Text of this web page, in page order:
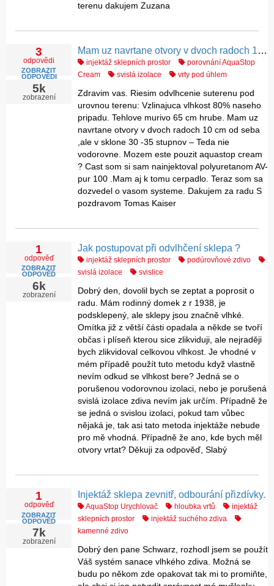
terenu dakujem Zuzana
3
odpovědi
ZOBRAZIT
ODPOVĚDI
5k
zobrazení
Mam uz navrtane otvory v dvoch radoch 10 cm od seba ,ale v sklone 30 -35 stupnov, mozem pouzit aquastop cream ?
injektáž sklepních prostor
porovnání AquaStop
Cream
svislá izolace vrty pod úhlem
Zdravim vas. Riesim odvlhcenie suterenu pod
urovnou terenu: Vzlinajuca vlhkost 80% naseho
pripadu. Tehlove murivo 65 cm hrube. Mam uz
navrtane otvory v dvoch radoch 10 cm od seba
,ale v sklone 30 -35 stupnov – Teda nie
vodorovne. Mozem este pouzit aquastop cream
? Cast som si sam nainjektoval polyuretanom AV-
pur 100 .Mam aj k tomu cerpadlo. Teraz som sa
dozvedel o vasom systeme. Dakujem za radu S
pozdravom Tomas Kaiser
1
odpověď
ZOBRAZIT
ODPOVĚĎ
6k
zobrazení
Jak postupovat při odvlhčení sklepa ?
injektáž sklepních prostor
podúrovňové zdivo
svislá izolace
svislice
Dobrý den, dovolil bych se zeptat a poprosit o
radu. Mám rodinný domek z r 1938, je
podsklepený, ale sklepy jsou značně vlhké.
Omítka již z větší části opadala a někde se tvoří
občas i plíseň kterou sice zlikviduji, ale nejraději
bych zlikvidoval celkovou vlhkost. Je vhodné v
mém případě použít tuto metodu když vlastně
nevím odkud se vlhkost bere? Jedná se o
porušenou vodorovnou izolaci, nebo je porušená
svislá izolace zdiva nevím jak určím. Případně že
se jedná o svislou izolaci, pokud tam vůbec
nějaká je, tak asi tato metoda injektáže nebude
pro mě vhodná. Případně že ano, kde bych měl
otvory vrtat? Děkuji za odpověď, Slabý
1
odpověď
ZOBRAZIT
ODPOVĚĎ
7k
zobrazení
Injektáž sklepa zevnitř, odbourání přizdívky.
AquaStop Urychlovač hloubka vrtů
injektáž
sklepních prostor
injektáž suchého zdiva
kamenné zdivo
Dobrý den pane Schwarz, rozhodl jsem se použít
Váš systém sanace vlhkého zdiva. Možná se
budu po někom zde opakovat tak mi to promiňte,